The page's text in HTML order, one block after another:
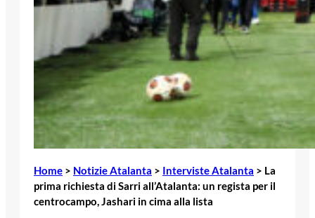
Home > Notizie Atalanta > Interviste Atalanta > La
prima richiesta di Sarri all’Atalanta: un regista per il
centrocampo, Jashari in cima alla lista